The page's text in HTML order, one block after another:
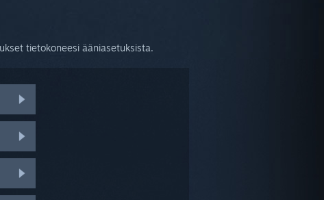
tietokoneesi ääniasetuksista.